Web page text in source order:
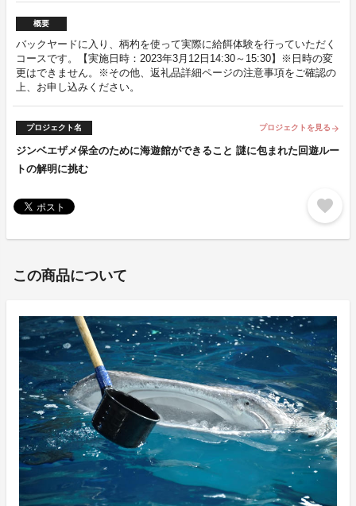
概要
バックヤードに入り、柄杓を使って実際に給餌体験を行っていただく
コースです。【実施日時：2023年3月12日14:30～15:30】※日時の変
更はできません。※その他、返礼品詳細ページの注意事項をご確認の
上、お申し込みください。
プロジェクト名 プロジェクトを見る arrow_forward
ジンベエザメ保全のために海遊館ができること 謎に包まれた回遊ルー
トの解明に挑む
favorite
この商品について